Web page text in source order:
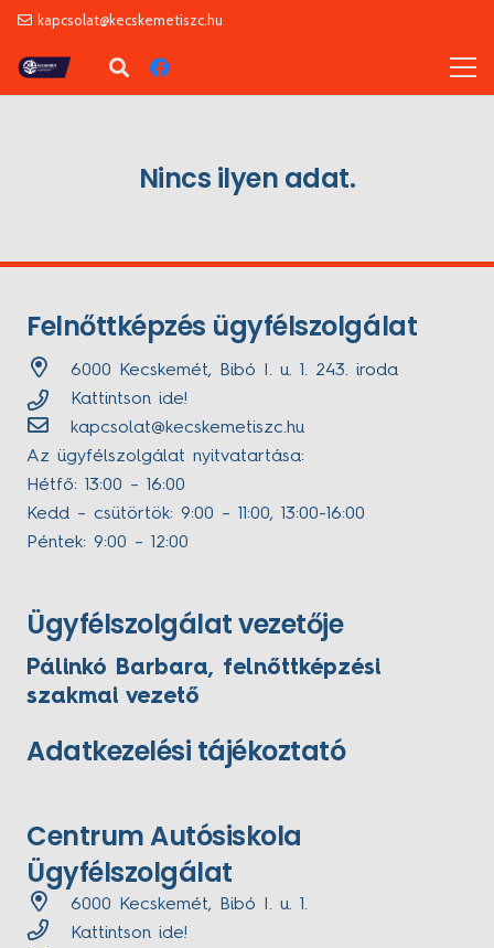
kapcsolat@kecskemetiszc.hu
Nincs ilyen adat.
Felnőttképzés ügyfélszolgálat
6000 Kecskemét, Bibó I. u. 1. 243. iroda
Kattintson ide!
kapcsolat@kecskemetiszc.hu
Az ügyfélszolgálat nyitvatartása:
Hétfő: 13:00 – 16:00
Kedd – csütörtök: 9:00 – 11:00, 13:00-16:00
Péntek: 9:00 – 12:00
Ügyfélszolgálat vezetője
Pálinkó Barbara, felnőttképzési
szakmai vezető
Adatkezelési tájékoztató
Centrum Autósiskola
Ügyfélszolgálat
6000 Kecskemét, Bibó I. u. 1.
Kattintson ide!